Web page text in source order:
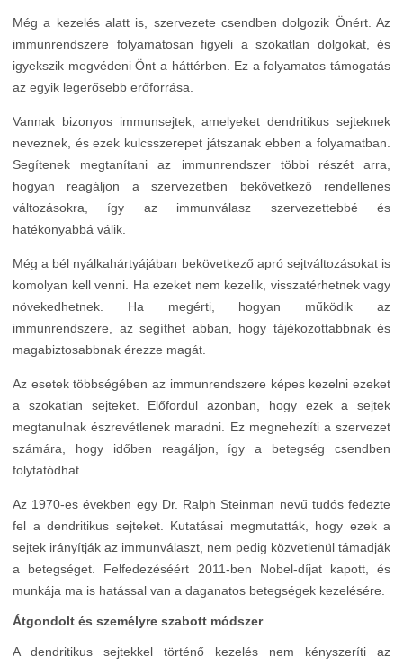
Még a kezelés alatt is, szervezete csendben dolgozik Önért. Az
immunrendszere folyamatosan figyeli a szokatlan dolgokat, és
igyekszik megvédeni Önt a háttérben. Ez a folyamatos támogatás
az egyik legerősebb erőforrása.
Vannak bizonyos immunsejtek, amelyeket dendritikus sejteknek
neveznek, és ezek kulcsszerepet játszanak ebben a folyamatban.
Segítenek megtanítani az immunrendszer többi részét arra,
hogyan reagáljon a szervezetben bekövetkező rendellenes
változásokra, így az immunválasz szervezettebbé és
hatékonyabbá válik.
Még a bél nyálkahártyájában bekövetkező apró sejtváltozásokat is
komolyan kell venni. Ha ezeket nem kezelik, visszatérhetnek vagy
növekedhetnek. Ha megérti, hogyan működik az
immunrendszere, az segíthet abban, hogy tájékozottabbnak és
magabiztosabbnak érezze magát.
Az esetek többségében az immunrendszere képes kezelni ezeket
a szokatlan sejteket. Előfordul azonban, hogy ezek a sejtek
megtanulnak észrevétlenek maradni. Ez megnehezíti a szervezet
számára, hogy időben reagáljon, így a betegség csendben
folytatódhat.
Az 1970-es években egy Dr. Ralph Steinman nevű tudós fedezte
fel a dendritikus sejteket. Kutatásai megmutatták, hogy ezek a
sejtek irányítják az immunválaszt, nem pedig közvetlenül támadják
a betegséget. Felfedezéséért 2011-ben Nobel-díjat kapott, és
munkája ma is hatással van a daganatos betegségek kezelésére.
Átgondolt és személyre szabott módszer
A dendritikus sejtekkel történő kezelés nem kényszeríti az